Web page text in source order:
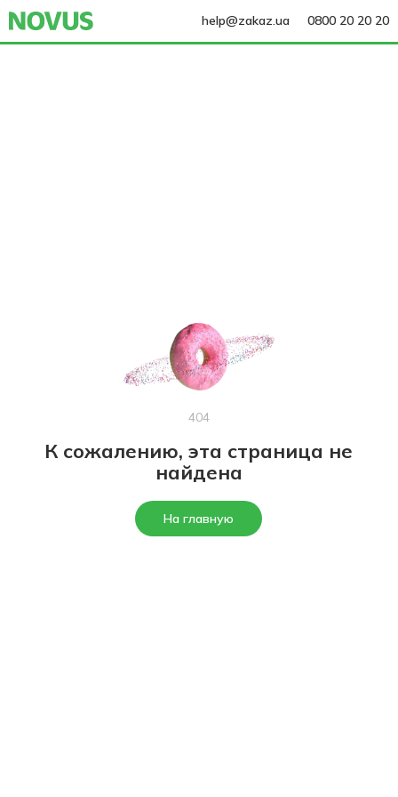
help@zakaz.ua 0800 20 20 20
404
К сожалению, эта страница не
найдена
На главную